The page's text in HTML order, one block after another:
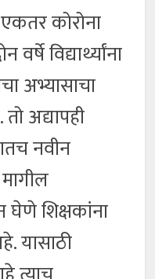
कोरोना
विद्यार्थ्यांना
अभ्यासाचा
अद्यापही
नवीन
घेणे शिक्षकांना
यासाठी